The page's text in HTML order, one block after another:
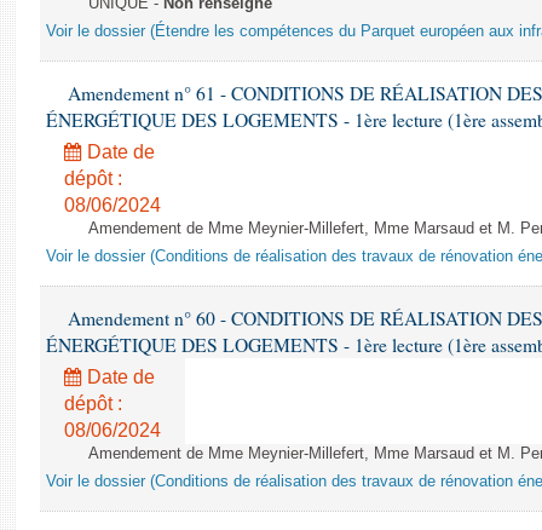
UNIQUE - Non renseigné
Voir le dossier (Étendre les compétences du Parquet européen aux
Amendement n° 61 - CONDITIONS DE RÉALISATION
ÉNERGÉTIQUE DES LOGEMENTS - 1ère lecture (1ère
Date de
dépôt :
08/06/2024
Amendement de Mme Meynier-Millefert, Mme Marsaud et M.
Voir le dossier (Conditions de réalisation des travaux de rénovation
Amendement n° 60 - CONDITIONS DE RÉALISATION
ÉNERGÉTIQUE DES LOGEMENTS - 1ère lecture (1ère
Date de
dépôt :
08/06/2024
Amendement de Mme Meynier-Millefert, Mme Marsaud et M.
Voir le dossier (Conditions de réalisation des travaux de rénovation